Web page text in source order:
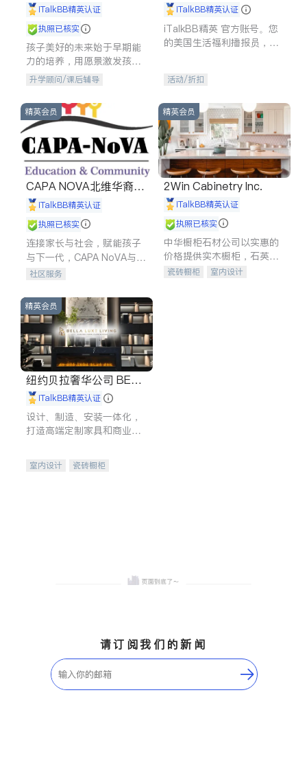
iTalkBB精英认证
执照已核实
孩子美好的未来始于早期能
力的培养，用愿景激发孩子
的学习潜力和动力。理念：
石。
升学顾问/课后辅导
iTalkBB精英认证
iTalkBB精英 官方账号。您
的美国生活福利播报员，精
专属福利。
活动/折扣
精英会员
CAPA NOVA北维华裔家
长会iTalkBB精英认证
执照已核实
连接家长与社会，赋能孩子
与下一代，CAPA NoVA与您
携手建设包容、公平、充满
社区服务
精英会员
2Win Cabinetry Inc.
iTalkBB精英认证
执照已核实
中华橱柜石材公司以实惠的
价格提供实木橱柜，石英石
台面，多种优质不锈钢水
瓷砖橱柜
室内设计
精英会员
纽约贝拉奢华公司 BELL
A LUXE
iTalkBB精英认证
设计、制造、安装一体化，
打造高端定制家具和商业空
室内设计
瓷砖橱柜
请订阅我们的新闻